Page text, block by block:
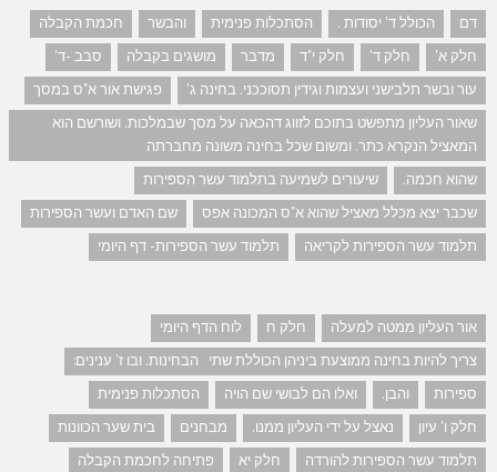
דם הכולל ד' יסודות . הסתכלות פנימית והבשר
חכמת הקבלה
חלק א'
חלק ד' חלק י"ד מדבר מושגים בקבלה
סבב -ד'
עור ובשר תלבישני ועצמות וגידין תסוככני. בחינה ג'
פגישת אור א"ס במסך
שאור העליון מתפשט בתוכם לזווג דהכאה על מסך שבמלכות. ושורשם הוא
המאציל הנקרא כתר. ומשום שכל בחינה משונה מחברתה
שהוא חכמה.
שיעורים לשמיעה בתלמוד עשר הספירות
שכבר יצא מכלל מאציל שהוא א"ס המכונה אפס
שם האדם ועשר הספירות
תלמוד עשר הספירות לקריאה
תלמוד עשר הספירות- דף היומי
אור העליון ממטה למעלה חלק ח
לוח הדף היומי
צריך להיות בחינה ממוצעת ביניהן הכוללת שתי הבחינות. ובו ז' ענינים:
ספירות
והבן. ואלו הם לבושי שם הויה
הסתכלות פנימית
חלק ו' עיון
נאצל על ידי העליון ממנו. מבחנים
בית שער הכוונות
תלמוד עשר הספירות להורדה
חלק יא פתיחה לחכמת הקבלה